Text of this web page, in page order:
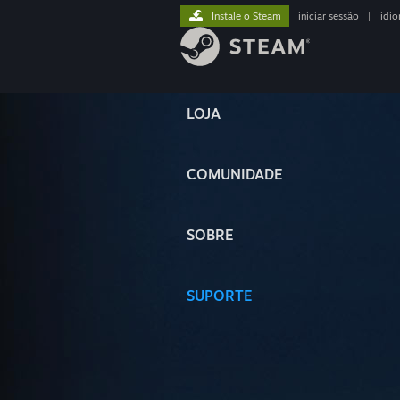
LOJA
COMUNIDADE
SOBRE
SUPORTE
Instale o Steam iniciar sessão